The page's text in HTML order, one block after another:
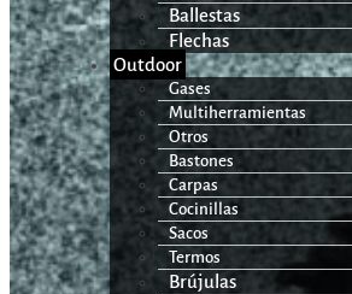
Ballestas
Flechas
Outdoor
Gases
Multiherramientas
Otros
Bastones
Carpas
Cocinillas
Sacos
Termos
Brújulas